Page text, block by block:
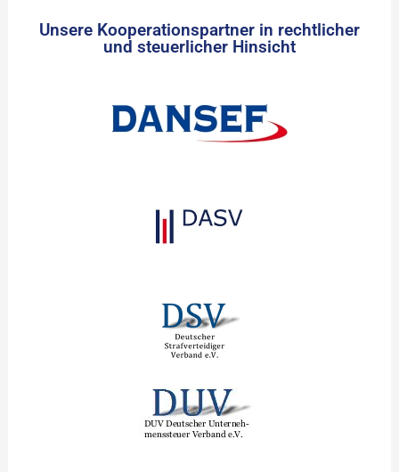
Unsere Kooperationspartner in rechtlicher
und steuerlicher Hinsicht